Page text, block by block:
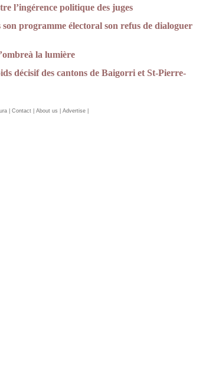
l’ingérence politique des juges
programme électoral son refus de dialoguer
la lumière
décisif des cantons de Baigorri et St-Pierre-
| Contact About us Advertise